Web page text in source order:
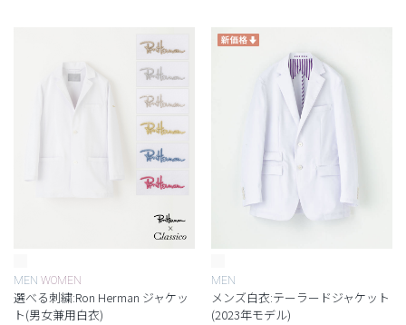
MEN WOMEN
選べる刺繍:Ron Herman ジャケッ
ト(男女兼用白衣)
MEN
メンズ白衣:テーラードジャケット
(2023年モデル)